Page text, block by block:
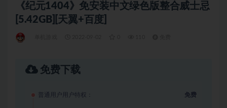
《纪元1404》免安装中文绿色版整合威士忌
[5.42GB][天翼+百度]
免费下载
普通用户用户特权： 免费